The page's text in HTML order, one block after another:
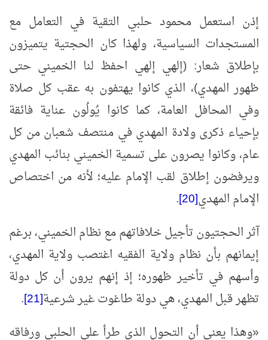
إذن استعمل محمود حلبي التقية في التعامل مع
المستجدات السياسية، ولهذا كان الحجتية يتميزون
بإطلاق شعار: (إلهي إلهي احفظ لنا الخميني حتى
ظهور المهدي)، الذي كانوا يهتفون به عقب كل صلاة
وفي المحافل العامة، كما كانوا يُولُون عناية فائقة
بإحياء ذكرى ولادة المهدي في منتصف شعبان من كل
عام، وكانوا يصرون على تسمية الخميني بنائب المهدي
ويرفضون إطلاق لقب الإمام عليه؛ لأنه من اختصاص
الإمام المهدي[20]
.
آثر الحجتيون تأجيل خلافاتهم مع نظام الخميني، برغم
إيمانهم بأن نظام ولاية الفقيه اغتصب ولاية المهدي،
وأسهم في تأخير ظهوره؛ إذ إنهم يرون أن كل دولة
تظهر قبل المهدي، هي دولة طاغوت غير شرعية[21]
.
«وهذا يعني أن التحول الذي طرأ على الحلبي ورفاقه